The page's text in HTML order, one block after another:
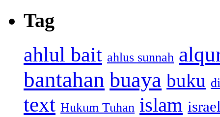
Tag
ahlul bait ahlus sunnah
bantahan buaya buku
text Hukum Tuhan islam